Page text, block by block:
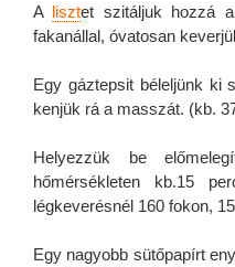
A lisztet szitáljuk hozzá
fakanállal, óvatosan
Egy gáztepsit béleljünk ki
kenjük rá a masszát. (kb.
Helyezzük be
hőmérsékleten kb.15
légkeverésnél 160 fokon,
Egy nagyobb sütőpapírt